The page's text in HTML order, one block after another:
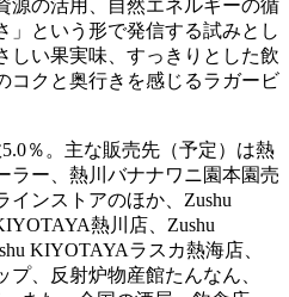
源の活用、自然エネルギーの循
」という形で発信する試みとし
しい果実味、すっきりとした飲
コクと奥行きを感じるラガービ
％。主な販売先（予定）は熱
ラー、熱川バナナワニ園本園売
インストアのほか、Zushu
熱川店、Zushu
KIYOTAYAラスカ熱海店、
、反射炉物産館たんなん、